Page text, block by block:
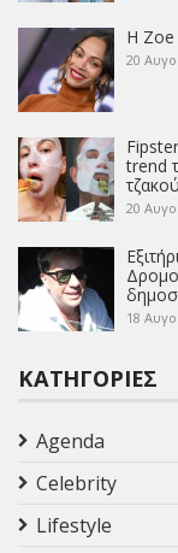
Η
20
trend
20
18
ΚΑΤΗΓΟΡΊΕΣ
Agenda
Celebrity
Lifestyle